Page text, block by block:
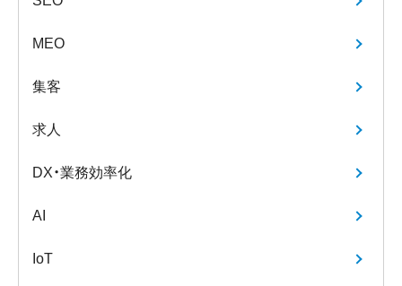
MEO
集客
求人
DX・業務効率化
AI
IoT